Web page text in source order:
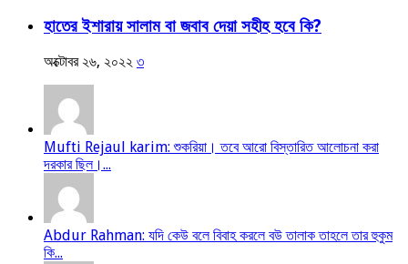
হাতের ইশারায় সালাম বা জবাব দেয়া সহীহ হবে কি?
অক্টোবর ২৬, ২০২২ ৩
Mufti Rejaul karim: শুকরিয়া। তবে আরো বিস্তারিত আলোচনা করা
দরকার ছিল।...
Abdur Rahman: যদি কেউ বলে বিবাহ করলে বউ তালাক তাহলে তার হুকুম
কি...